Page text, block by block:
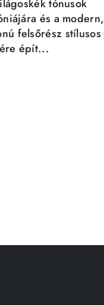
tónusok
és a modern,
felsőrész stílusos
épít...